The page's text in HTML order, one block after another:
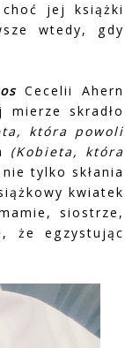
jej książki
wtedy, gdy
Cecelii Ahern
skradło
która powoli
(Kobieta, która
tylko skłania
kwiatek
siostrze,
że egzystując